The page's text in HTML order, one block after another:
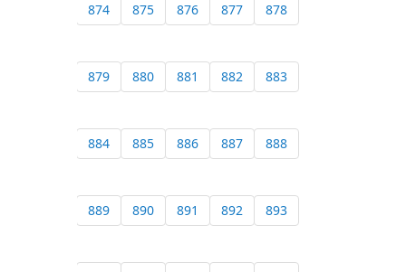
874 875 876 877 878
879 880 881 882 883
884 885 886 887 888
889 890 891 892 893